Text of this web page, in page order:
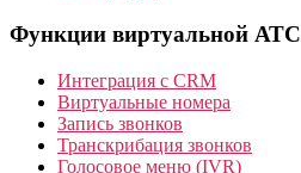
Функции виртуальной АТС
Интеграция с CRM
Виртуальные номера
Запись звонков
Транскрибация звонков
Голосовое меню (IVR)